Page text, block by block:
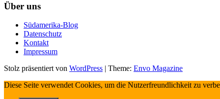
Über uns
Südamerika-Blog
Datenschutz
Kontakt
Impressum
Stolz präsentiert von WordPress | Theme: Envo Magazine
Diese Seite verwendet Cookies, um die Nutzerfreundlichkeit zu